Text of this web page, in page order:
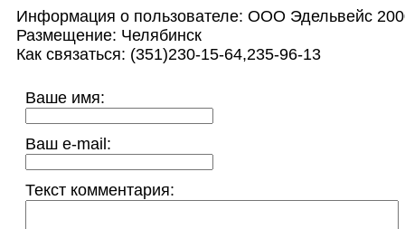
Информация о пользователе: ООО Эдельвейс
Размещение: Челябинск
Как связаться: (351)230-15-64,235-96-13
Ваше имя:
Ваш e-mail:
Текст комментария: